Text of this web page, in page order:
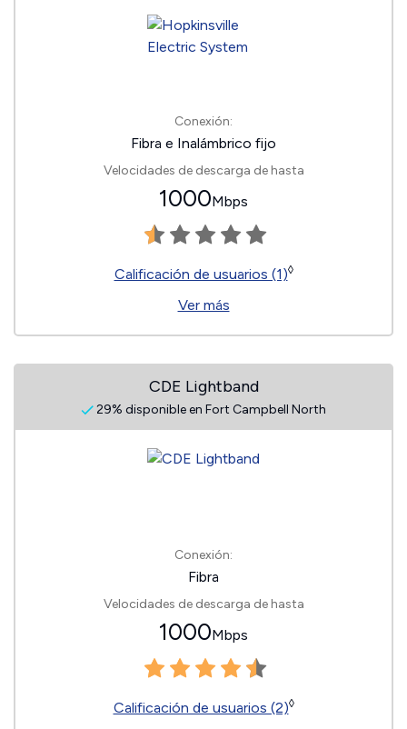
Conexión:
Fibra e Inalámbrico fijo
Velocidades de descarga de hasta
1000Mbps
Calificación de usuarios (1)◊
Ver más
CDE Lightband
29% disponible en Fort Campbell North
Conexión:
Fibra
Velocidades de descarga de hasta
1000Mbps
Calificación de usuarios (2)◊